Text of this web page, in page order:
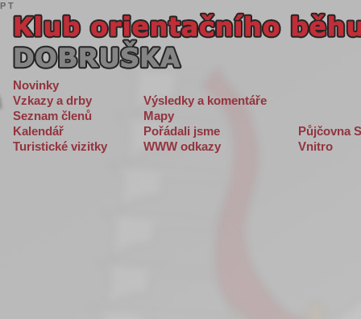
Novinky
Vzkazy a drby
Výsledky a komentáře
Seznam členů
Mapy
Kalendář
Pořádali jsme
Půjčovna
Turistické vizitky
WWW odkazy Vnitro
P T